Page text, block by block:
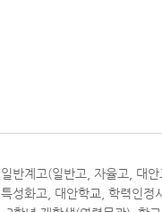
일반계고(일반고, 자율고, 대안
특성화고, 대안학교, 학력인정